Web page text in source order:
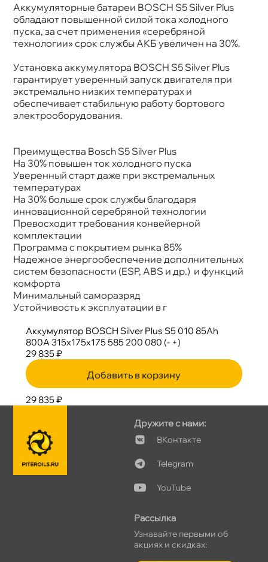
Аккумуляторные батареи BOSCH S5 Silver Plus
обладают повышенной силой тока холодного
пуска, за счет применения «серебряной
технологии» срок службы АКБ увеличен на 30%.
Установка аккумулятора BOSCH S5 Silver Plus
арантирует уверенный запуск двигателя при
экстремально низких температурах и
обеспечивает стабильную работу бортового
электрооборудования.
Преимущества Bosch S5 Silver Plus
На 30% повышен ток холодного пуска
Уверенный старт даже при экстремальных
температурах
На 30% больше срок службы благодаря
инновационной серебряной технологии
Превосходит требования конвейерной
комплектации
Программа с покрытием рынка 85%
Надежное энергообеспечение дополнительных
систем безопасности (ESP, ABS и др.) и функций
комфорта
Минимальный саморазряд
Устойчивость к эксплуатации
Аккумулятор BOSCH Silver Plus S5 010 85Ah
800A 315х175х175 585 200 080 (- +)
29 835 ₽
Добавить в корзину
29 835 ₽
Дружите с нами:
Контакте
Telegram
YouTube
Рассылка
Узнавайте первыми о
акциях и скидках: